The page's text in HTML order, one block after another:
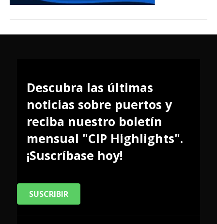
Descubra las últimas
noticias sobre puertos y
reciba nuestro boletín
mensual "CIP Highlights".
¡Suscríbase hoy!
SUSCRIBIR